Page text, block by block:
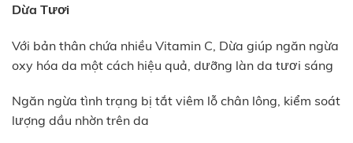
Dừa Tươi
Với bản thân chứa nhiều Vitamin C, Dừa giúp ngăn ngừa
oxy hóa da một cách hiệu quả, dưỡng làn da tươi sáng
Ngăn ngừa tình trạng bị tắt viêm lỗ chân lông, kiểm soát
lượng dầu nhờn trên da